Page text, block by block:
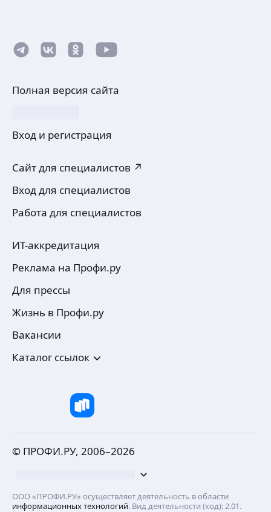
Полная версия сайта
Вход и регистрация
Сайт для специалистов ↗
Вход для специалистов
Работа для специалистов
ИТ-аккредитация
Реклама на Профи.ру
Для прессы
Жизнь в Профи.ру
Вакансии
Каталог ссылок
© ПРОФИ.РУ, 2006–2026
ООО «ПРОФИ.РУ» осуществляет деятельность в области
информационных технологий. Вид деятельности (код): 2.01.